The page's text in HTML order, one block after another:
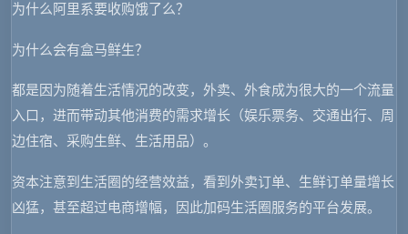
为什么阿里系要收购饿了么？
为什么会有盒马鲜生？
都是因为随着生活情况的改变，外卖、外食成为很大的一个流量
入口，进而带动其他消费的需求增长（娱乐票务、交通出行、周
边住宿、采购生鲜、生活用品）。
资本注意到生活圈的经营效益，看到外卖订单、生鲜订单量增长
凶猛，甚至超过电商增幅，因此加码生活圈服务的平台发展。